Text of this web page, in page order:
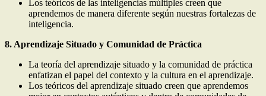
Los teóricos de las inteligencias múltiples creen que
aprendemos de manera diferente según nuestras fortalezas de
inteligencia.
8. Aprendizaje Situado y Comunidad de Práctica
La teoría del aprendizaje situado y la comunidad de práctica
enfatizan el papel del contexto y la cultura en el aprendizaje.
Los teóricos del aprendizaje situado creen que aprendemos